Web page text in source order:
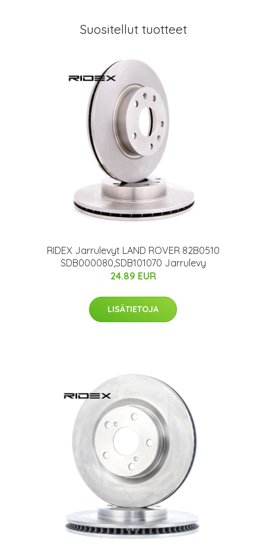
Suositellut tuotteet
RIDEX Jarrulevyt LAND ROVER 82B0510
SDB000080,SDB101070 Jarrulevy
24.89 EUR
LISÄTIETOJA